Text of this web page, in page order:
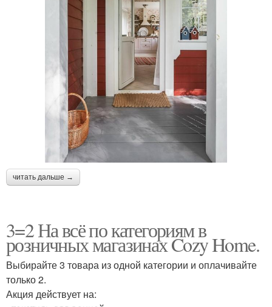
читать дальше →
3=2 На всё по категориям в
розничных магазинах Cozy Home.
Выбирайте 3 товара из одной категории и оплачивайте
только 2.
Акция действует на: